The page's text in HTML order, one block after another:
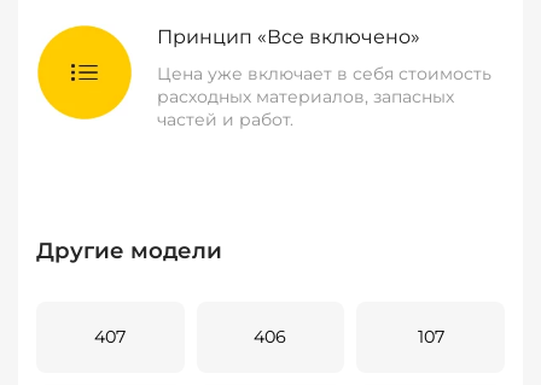
Принцип «Все включено»
Цена уже включает в себя стоимость
расходных материалов, запасных
частей и работ.
Другие модели
407 406 107